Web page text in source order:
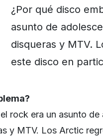
¿Por qué disco
asunto de
disqueras y MTV.
este disco en
rock era un asunto
y MTV. Los Arctic